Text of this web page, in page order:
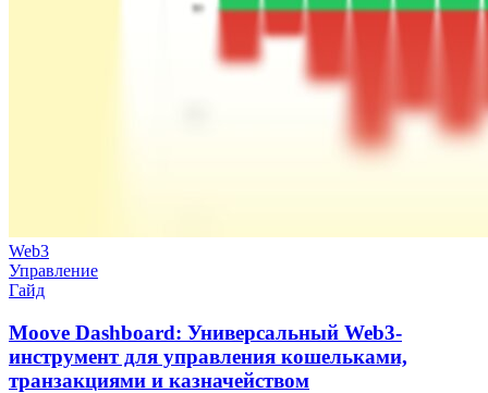
Web3
Управление
Гайд
Moove Dashboard: Универсальный Web3-
инструмент для управления кошельками,
транзакциями и казначейством